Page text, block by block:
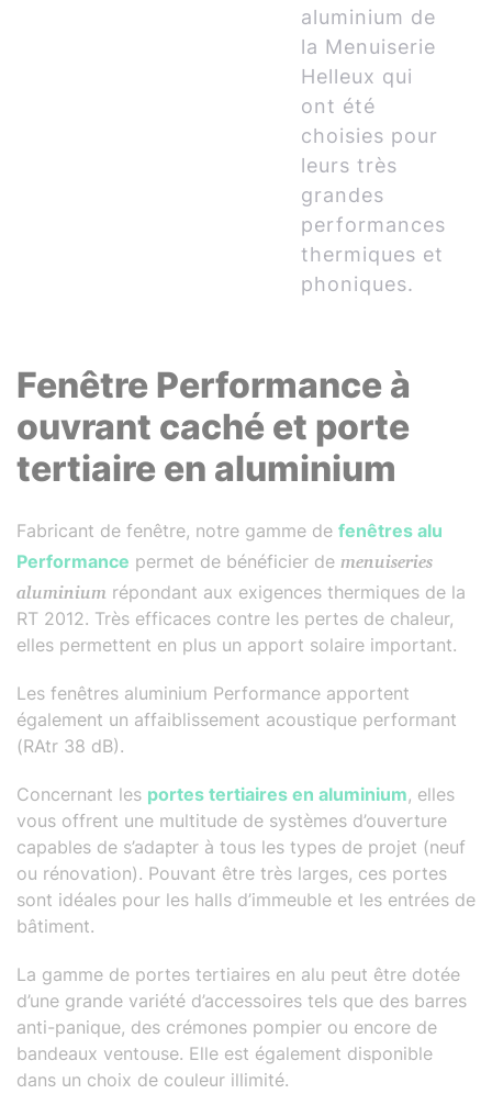
aluminium de
la Menuiserie
Helleux qui
ont été
choisies pour
leurs très
grandes
performances
thermiques et
phoniques.
Fenêtre Performance à
ouvrant caché et porte
tertiaire en aluminium
Fabricant de fenêtre, notre gamme de fenêtres alu
Performance permet de bénéficier de menuiseries
aluminium
répondant aux exigences thermiques de la
RT 2012. Très efficaces contre les pertes de chaleur,
elles permettent en plus un apport solaire important.
Les fenêtres aluminium Performance apportent
également un affaiblissement acoustique performant
(RAtr 38 dB).
Concernant les portes tertiaires en aluminium, elles
vous offrent une multitude de systèmes d’ouverture
capables de s’adapter à tous les types de projet (neuf
ou rénovation). Pouvant être très larges, ces portes
sont idéales pour les halls d’immeuble et les entrées de
bâtiment.
La gamme de portes tertiaires en alu peut être dotée
d’une grande variété d’accessoires tels que des barres
anti-panique, des crémones pompier ou encore de
bandeaux ventouse. Elle est également disponible
dans un choix de couleur illimité.